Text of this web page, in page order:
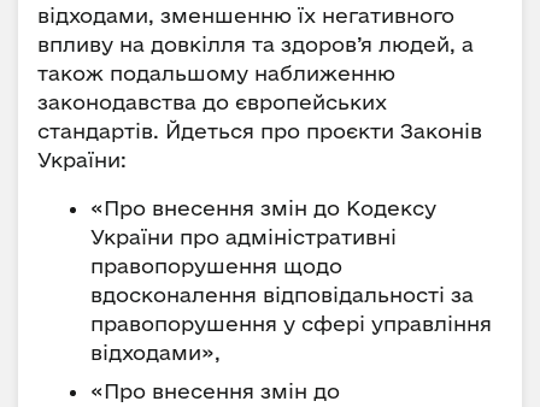
відходами, зменшенню їх негативного
впливу на довкілля та здоров’я людей, а
також подальшому наближенню
законодавства до європейських
стандартів. Йдеться про проєкти Законів
України:
«Про внесення змін до Кодексу
України про адміністративні
правопорушення щодо
вдосконалення відповідальності за
правопорушення у сфері управління
відходами»,
«Про внесення змін до